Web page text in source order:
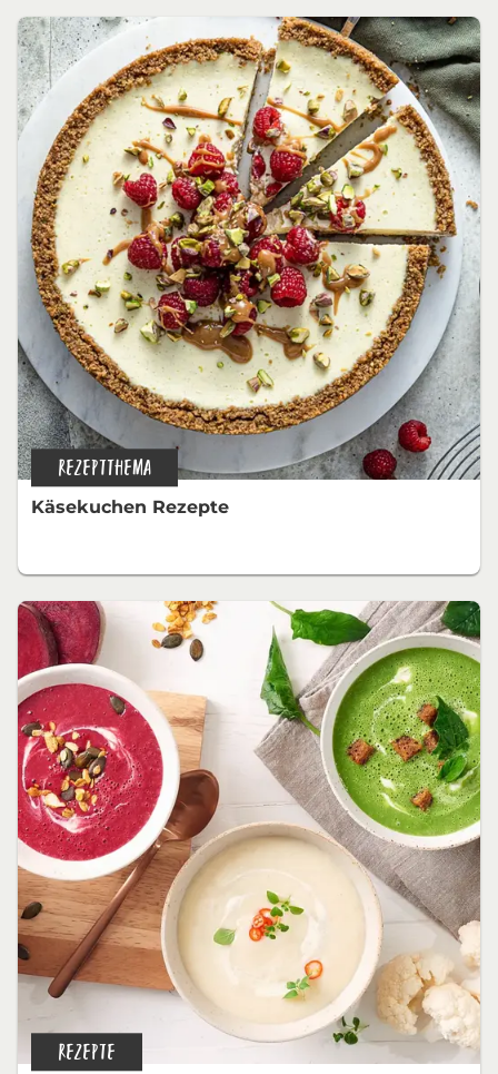
REZEPTTHEMA
Käsekuchen Rezepte
REZEPTE